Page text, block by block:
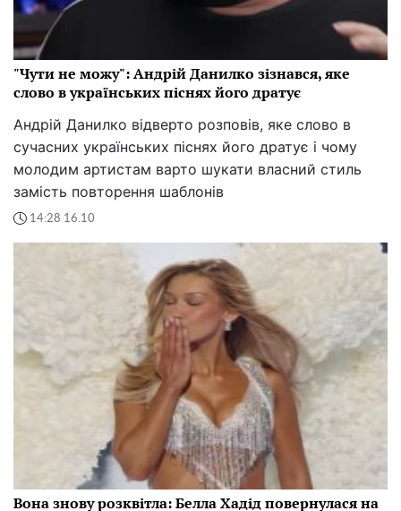
"Чути не можу": Андрій Данилко зізнався, яке
слово в українських піснях його дратує
Андрій Данилко відверто розповів, яке слово в
сучасних українських піснях його дратує і чому
молодим артистам варто шукати власний стиль
замість повторення шаблонів
14:28 16.10
Вона знову розквітла: Белла Хадід повернулася на